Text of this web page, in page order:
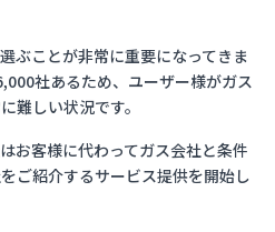
ぶことが非常に重要になってきま
社あるため、ユーザー様がガス
難しい状況です。
お客様に代わってガス会社と条件
ご紹介するサービス提供を開始し